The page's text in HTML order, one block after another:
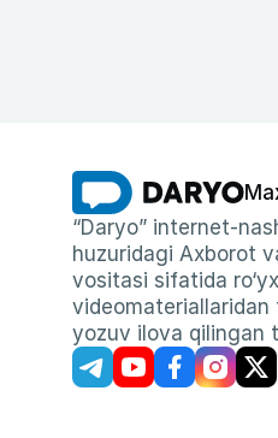
“Daryo” internet-
huzuridagi Axborot
vositasi sifatida
videomateriallaridan
yozuv ilova qilingan